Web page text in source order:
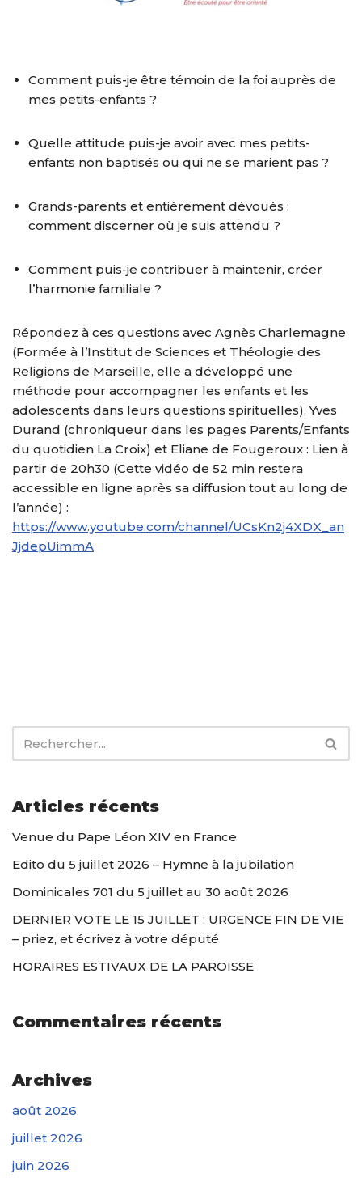
Comment puis-je être témoin de la foi auprès de
mes petits-enfants ?
Quelle attitude puis-je avoir avec mes petits-
enfants non baptisés ou qui ne se marient pas ?
Grands-parents et entièrement dévoués :
comment discerner où je suis attendu ?
Comment puis-je contribuer à maintenir, créer
l’harmonie familiale ?
Répondez à ces questions avec Agnès Charlemagne
(Formée à l’Institut de Sciences et Théologie des
Religions de Marseille, elle a développé une
méthode pour accompagner les enfants et les
adolescents dans leurs questions spirituelles), Yves
Durand (chroniqueur dans les pages Parents/Enfants
du quotidien La Croix) et Eliane de Fougeroux : Lien à
partir de 20h30 (Cette vidéo de 52 min restera
accessible en ligne après sa diffusion tout au long de
l’année) :
https://www.youtube.com/channel/UCsKn2j4XDX_an
JjdepUimmA
Articles récents
Venue du Pape Léon XIV en France
Edito du 5 juillet 2026 – Hymne à la jubilation
Dominicales 701 du 5 juillet au 30 août 2026
DERNIER VOTE LE 15 JUILLET : URGENCE FIN DE VIE
– priez, et écrivez à votre député
HORAIRES ESTIVAUX DE LA PAROISSE
Commentaires récents
Archives
août 2026
juillet 2026
juin 2026